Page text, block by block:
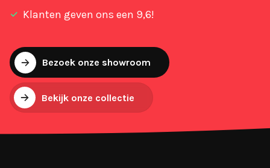
Klanten geven ons een 9,6!
Bezoek onze showroom
Bekijk onze collectie